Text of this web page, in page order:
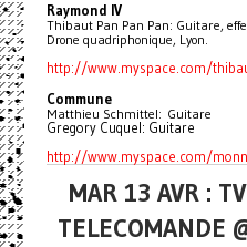
Raymond IV
Thibaut Pan Pan Pan: Guitare,
Drone quadriphonique, Lyon.
http://www.myspace.com/
Commune
Matthieu Schmittel: Guitare
Gregory Cuquel: Guitare
http://www.myspace.com/
MAR 13 AVR :
TELECOMANDE